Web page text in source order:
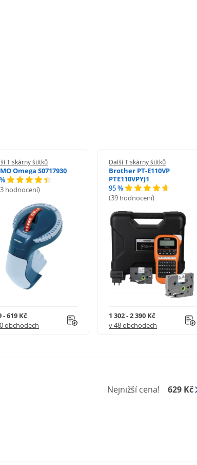
Tiskárny štítků
Omega S0717930
hodnocení)
- 619 Kč
obchodech
Další Tiskárny štítků
Brother PT-E110VP
PTE110VPYJ1
95 %
(39 hodnocení)
1 302 - 2 390 Kč
v 48 obchodech
Nejnižší cena! 629 Kč